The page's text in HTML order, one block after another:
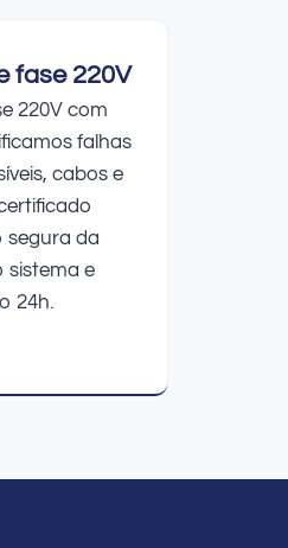
fase 220V
220V com
falhas
cabos e
da
sistema e
24h.